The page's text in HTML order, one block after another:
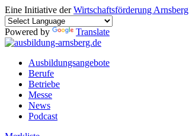
Eine Initiative derWirtschaftsförderung Arnsberg
Powered by Translate
Ausbildungsangebote
Berufe
Betriebe
Messe
News
Podcast